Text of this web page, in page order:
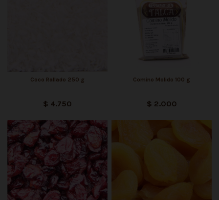
Coco Rallado 250 g
$ 4.750
Comino Molido 100 g
$ 2.000